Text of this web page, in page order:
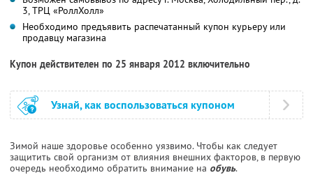
3, ТРЦ «РоллХолл»
Необходимо предъявить распечатанный купон курьеру или
продавцу магазина
Купон действителен по 25 января 2012 включительно
Узнай, как воспользоваться купоном
Зимой наше здоровье особенно уязвимо. Чтобы как следует
защитить свой организм от влияния внешних факторов, в первую
очередь необходимо обратить внимание на обувь.